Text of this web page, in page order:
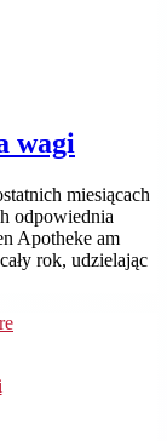
wagi
miesiącach
odpowiednia
Apotheke am
rok, udzielając